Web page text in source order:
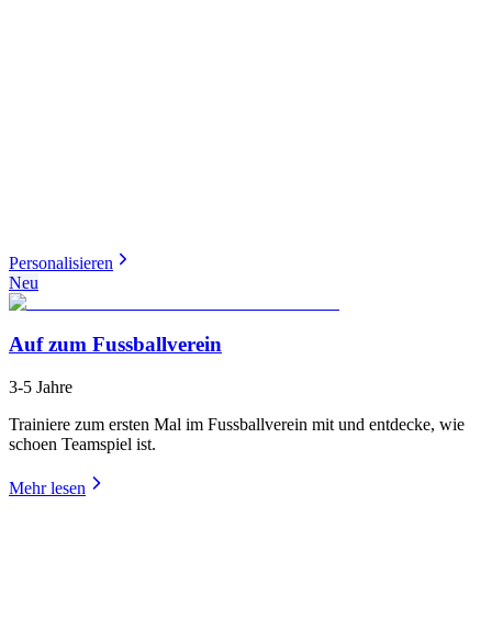
Personalisieren
Neu
Auf zum Fussballverein
3-5 Jahre
Trainiere zum ersten Mal im Fussballverein mit und entdecke, wie
schoen Teamspiel ist.
Mehr lesen